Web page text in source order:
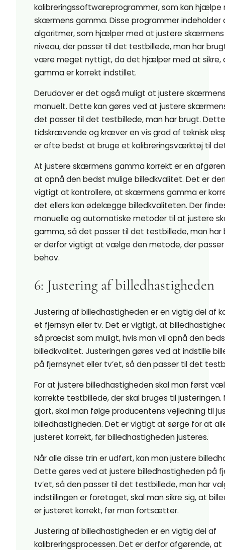
kalibreringssoftwareprogrammer, som kan
skærmens gamma. Disse programmer indeholder
algoritmer, som hjælper med at justere
niveau, der passer til det testbillede, man har
være meget nyttigt, da det hjælper med at sikre,
gamma er korrekt indstillet.
Derudover er det også muligt at justere
manuelt. Dette kan gøres ved at justere
det passer til det testbillede, man har brugt.
tidskrævende og kræver en vis grad af teknisk
er ofte bedst at bruge et kalibreringsværktøj til
At justere skærmens gamma korrekt er en
at opnå den bedst mulige billedkvalitet. Det er
vigtigt at kontrollere, at skærmens gamma er
det ellers kan ødelægge billedkvaliteten. Der
manuelle og automatiske metoder til at justere
gamma, så det passer til det testbillede, man har
er derfor vigtigt at vælge den metode, der
behov.
6: Justering af billedhastigheden
Justering af billedhastigheden er en vigtig del af
et fjernsyn eller tv. Det er vigtigt, at
så præcist som muligt, hvis man vil opnå den
billedkvalitet. Justeringen gøres ved at indstille
på fjernsynet eller tv’et, så den passer til det
For at justere billedhastigheden skal man først
korrekte testbillede, der skal bruges til justeringen.
gjort, skal man følge producentens vejledning til
billedhastigheden. Det er vigtigt at sørge for at
justeret korrekt, før billedhastigheden justeres.
Når alle disse trin er udført, kan man justere
Dette gøres ved at justere billedhastigheden på
tv’et, så den passer til det testbillede, man har
indstillingen er foretaget, skal man sikre sig, at
er justeret korrekt, før man fortsætter.
Justering af billedhastigheden er en vigtig del af
kalibreringsprocessen. Det er derfor afgørende, at